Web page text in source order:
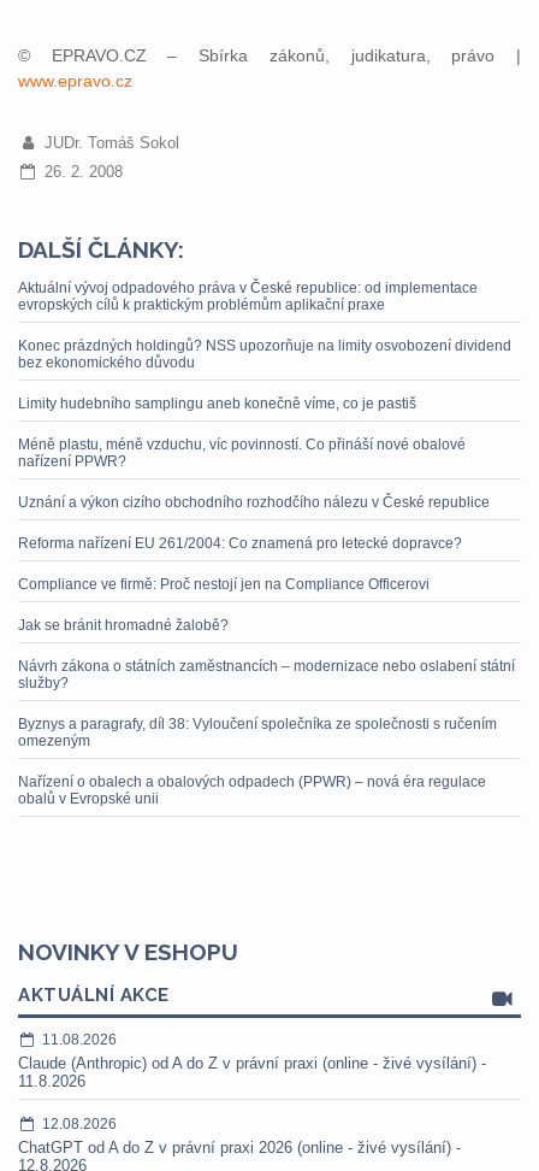
© EPRAVO.CZ – Sbírka zákonů, judikatura, právo |
www.epravo.cz
JUDr. Tomáš Sokol
26. 2. 2008
DALŠÍ ČLÁNKY:
Aktuální vývoj odpadového práva v České republice: od implementace
evropských cílů k praktickým problémům aplikační praxe
Konec prázdných holdingů? NSS upozorňuje na limity osvobození dividend
bez ekonomického důvodu
Limity hudebního samplingu aneb konečně víme, co je pastiš
Méně plastu, méně vzduchu, víc povinností. Co přináší nové obalové
nařízení PPWR?
Uznání a výkon cizího obchodního rozhodčího nálezu v České republice
Reforma nařízení EU 261/2004: Co znamená pro letecké dopravce?
Compliance ve firmě: Proč nestojí jen na Compliance Officerovi
Jak se bránit hromadné žalobě?
Návrh zákona o státních zaměstnancích – modernizace nebo oslabení státní
služby?
Byznys a paragrafy, díl 38: Vyloučení společníka ze společnosti s ručením
omezeným
Nařízení o obalech a obalových odpadech (PPWR) – nová éra regulace
obalů v Evropské unii
NOVINKY V ESHOPU
AKTUÁLNÍ AKCE
11.08.2026
Claude (Anthropic) od A do Z v právní praxi (online - živé vysílání) -
11.8.2026
12.08.2026
ChatGPT od A do Z v právní praxi 2026 (online - živé vysílání) -
12.8.2026